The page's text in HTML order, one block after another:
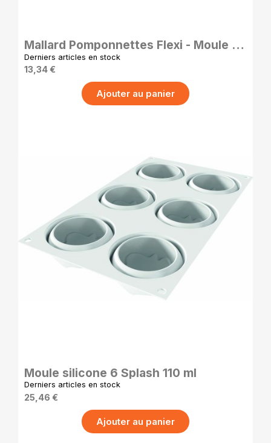
Mallard Pomponnettes Flexi - Moule à
Pomponnettes en Silicone - 6 cm - ht
2 cm
Derniers articles en stock
13,34 €
Ajouter au panier
Moule silicone 6 Splash 110 ml
Derniers articles en stock
25,46 €
Ajouter au panier